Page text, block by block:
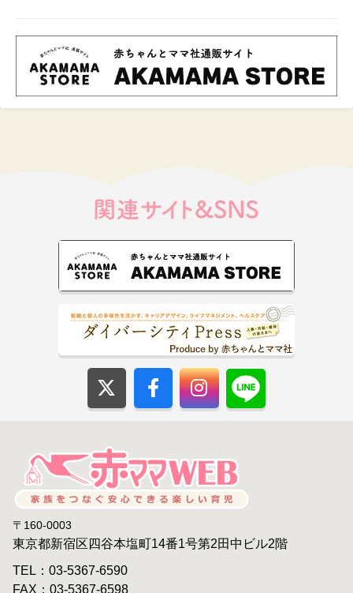
〒160-0003
東京都新宿区四谷本塩町14番1号第2田中ビル2階
TEL：03-5367-6590
FAX：03-5367-6598